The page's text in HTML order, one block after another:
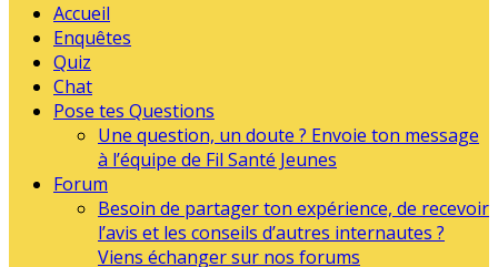
Accueil
Enquêtes
Quiz
Chat
Pose tes Questions
Une question, un doute ? Envoie ton message
à l’équipe de Fil Santé Jeunes
Forum
Besoin de partager ton expérience, de recevoir
l’avis et les conseils d’autres internautes ?
Viens échanger sur nos forums